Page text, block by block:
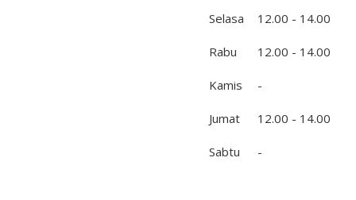
Selasa 12.00 - 14.00
Rabu 12.00 - 14.00
Kamis -
Jumat 12.00 - 14.00
Sabtu -